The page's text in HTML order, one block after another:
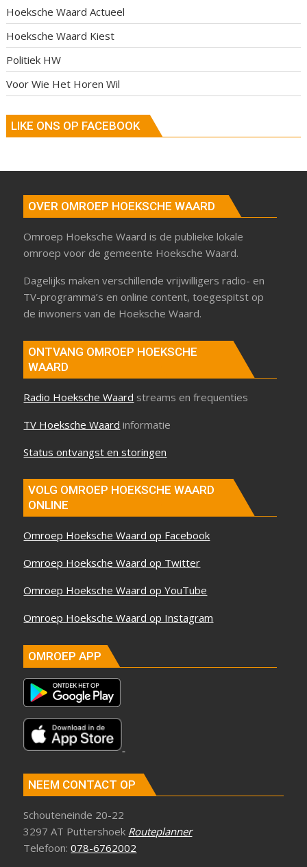
Hoeksche Waard Actueel
Hoeksche Waard Kiest
Politiek HW
Voor Wie Het Horen Wil
LIKE ONS OP FACEBOOK
OVER OMROEP HOEKSCHE WAARD
Omroep Hoeksche Waard is de publieke lokale
omroep voor de gemeente Hoeksche Waard.
Dagelijks maken verschillende vrijwilligers radio- en
TV-programma’s en online content, toegespitst op
de inwoners van de Hoeksche Waard.
ONTVANG OMROEP HOEKSCHE
WAARD
Radio Hoeksche Waard streams en frequenties
TV Hoeksche Waard informatie
Status ontvangst en storingen
VOLG OMROEP HOEKSCHE WAARD
ONLINE
Omroep Hoeksche Waard op Facebook
Omroep Hoeksche Waard op Twitter
Omroep Hoeksche Waard op YouTube
Omroep Hoeksche Waard op Instagram
OMROEP APP
NEEM CONTACT OP
Schouteneinde 20-22
3297 AT Puttershoek Routeplanner
Telefoon:078-6762002